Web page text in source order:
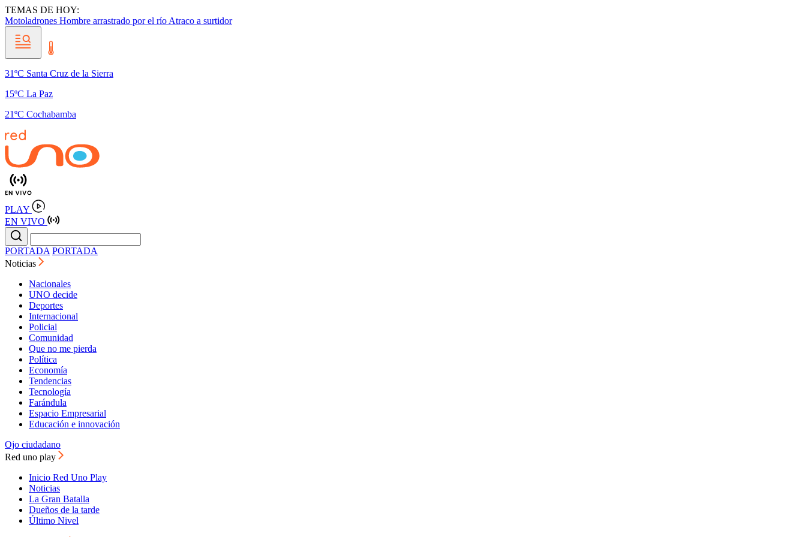
TEMAS DE HOY:
Motoladrones Hombre arrastrado por el río Atraco a surtidor
31ºC Santa Cruz de la Sierra
15ºC La Paz
21ºC Cochabamba
PLAY
EN VIVO
PORTADA PORTADA
Noticias
Nacionales
UNO decide
Deportes
Internacional
Policial
Comunidad
Que no me pierda
Política
Economía
Tendencias
Tecnología
Farándula
Espacio Empresarial
Educación e innovación
Ojo ciudadano
Red uno play
Inicio Red Uno Play
Noticias
La Gran Batalla
Dueños de la tarde
Último Nivel